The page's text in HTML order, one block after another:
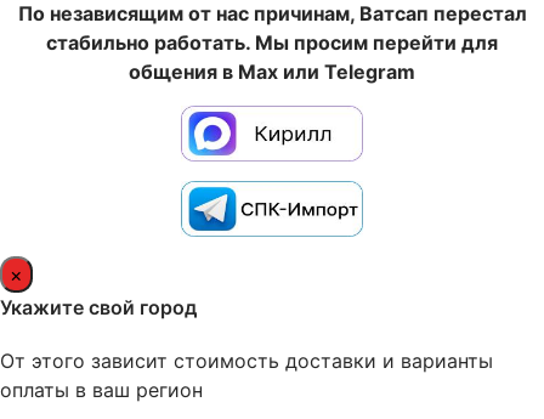
По независящим от нас причинам, Ватсап перестал
стабильно работать. Мы просим перейти для
общения в Max или Telegram
×
Укажите свой город
От этого зависит стоимость доставки и варианты
оплаты в ваш регион